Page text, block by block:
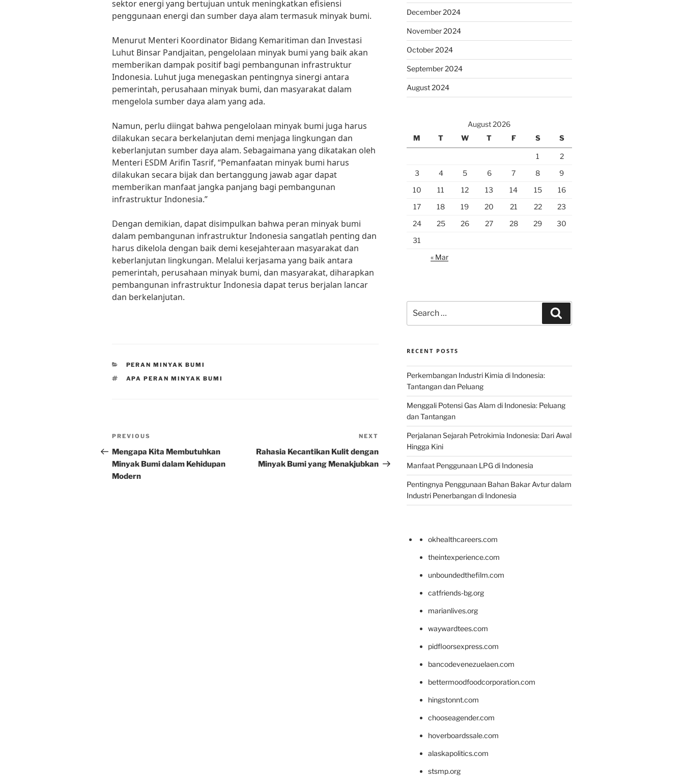
sektor energi yang bertujuan untuk meningkatkan efisiensi
penggunaan energi dan sumber daya alam termasuk minyak bumi.
Menurut Menteri Koordinator Bidang Kemaritiman dan Investasi
Luhut Binsar Pandjaitan, pengelolaan minyak bumi yang baik akan
memberikan dampak positif bagi pembangunan infrastruktur
Indonesia. Luhut juga menegaskan pentingnya sinergi antara
pemerintah, perusahaan minyak bumi, dan masyarakat dalam
mengelola sumber daya alam yang ada.
Namun, perlu diingat bahwa pengelolaan minyak bumi juga harus
dilakukan secara berkelanjutan demi menjaga lingkungan dan
keberlanjutan sumber daya alam. Sebagaimana yang dikatakan oleh
Menteri ESDM Arifin Tasrif, “Pemanfaatan minyak bumi harus
dilakukan secara bijak dan bertanggung jawab agar dapat
memberikan manfaat jangka panjang bagi pembangunan
infrastruktur Indonesia.”
Dengan demikian, dapat disimpulkan bahwa peran minyak bumi
dalam pembangunan infrastruktur Indonesia sangatlah penting dan
harus dikelola dengan baik demi kesejahteraan masyarakat dan
keberlanjutan lingkungan. Melalui kerjasama yang baik antara
pemerintah, perusahaan minyak bumi, dan masyarakat, diharapkan
pembangunan infrastruktur Indonesia dapat terus berjalan lancar
dan berkelanjutan.
CATEGORIES
PERAN MINYAK BUMI
TAGS
APA PERAN MINYAK BUMI
Post
navigation
Previous
Post
PREVIOUS
Mengapa Kita Membutuhkan
Minyak Bumi dalam Kehidupan
Modern
Post
NEXT
Rahasia Kecantikan Kulit dengan
Minyak Bumi yang Menakjubkan
December 2024
November 2024
October 2024
September 2024
August 2024
August 2026
M
T W T F S S
1
2
3
4 5 6 7 8
9
10
11 12 13 14 15
16
17
18 19 20 21 22
23
24
25 26 27 28 29
30
31
« Mar
for:
RECENT POSTS
Perkembangan Industri Kimia di Indonesia:
Tantangan dan Peluang
Menggali Potensi Gas Alam di Indonesia: Peluang
dan Tantangan
Perjalanan Sejarah Petrokimia Indonesia: Dari Awal
Hingga Kini
Manfaat Penggunaan LPG di Indonesia
Pentingnya Penggunaan Bahan Bakar Avtur dalam
Industri Penerbangan di Indonesia
okhealthcareers.com
theintexperience.com
unboundedthefilm.com
catfriends-bg.org
marianlives.org
waywardtees.com
pidfloorsexpress.com
bancodevenezuelaen.com
bettermoodfoodcorporation.com
hingstonnt.com
chooseagender.com
hoverboardssale.com
alaskapolitics.com
stsmp.org